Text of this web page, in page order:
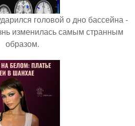
головой о дно бассейна -
изменилась самым странным
образом.